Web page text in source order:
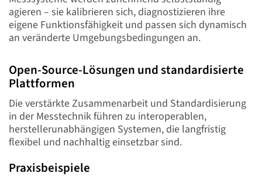
agieren – sie kalibrieren sich, diagnostizieren ihre
eigene Funktionsfähigkeit und passen sich dynamisch
an veränderte Umgebungsbedingungen an.
Open-Source-Lösungen und standardisierte
Plattformen
Die verstärkte Zusammenarbeit und Standardisierung
in der Messtechnik führen zu interoperablen,
herstellerunabhängigen Systemen, die langfristig
flexibel und nachhaltig einsetzbar sind.
Praxisbeispiele